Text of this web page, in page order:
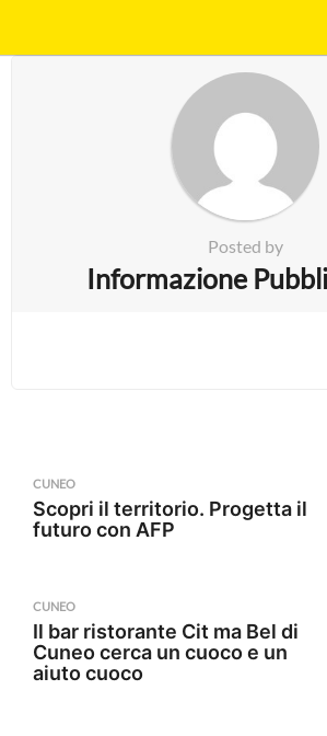
Posted by
Informazione
CUNEO
Scopri il territorio. Progetta il
futuro con AFP
CUNEO
Il bar ristorante Cit ma Bel di
Cuneo cerca un cuoco e un
aiuto cuoco